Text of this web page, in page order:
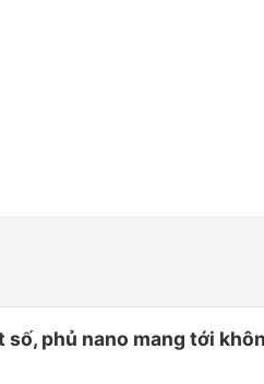
số, phủ nano mang tới